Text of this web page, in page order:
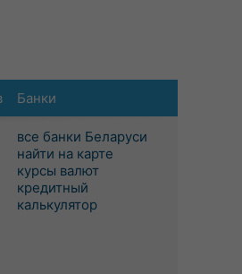
Банки
все банки Беларуси
найти на карте
курсы валют
кредитный
калькулятор